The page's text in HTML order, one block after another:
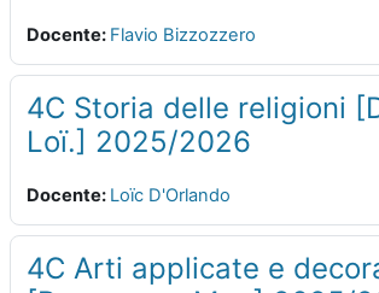
Docente: Flavio Bizzozzero
4C Storia delle religioni
Loï.] 2025/2026
Docente: Loïc D'Orlando
4C Arti applicate e